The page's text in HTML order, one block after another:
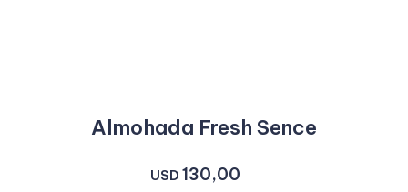
Almohada Fresh Sence
USD 130,00